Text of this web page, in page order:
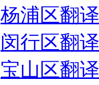
杨浦区翻译
闵行区翻译
宝山区翻译